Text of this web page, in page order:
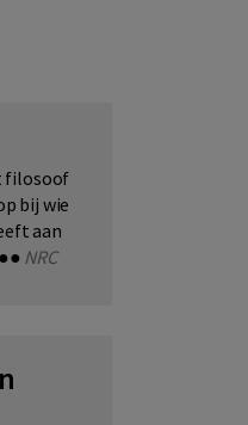
filosoof
bij wie
aan
NRC